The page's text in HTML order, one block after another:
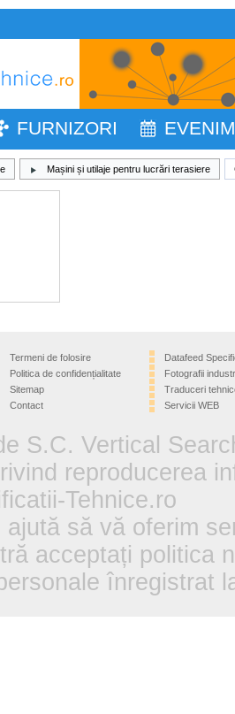
FURNIZORI
Mașini și utilaje pentru lucrări terasiere
Termeni de folosire
Politica de confidențialitate
Sitemap
Contact
Datafeed
Fotografii
Traduceri
Servicii WEB
S.C. Vertical
reproducerea
Tehnice.ro
ajută să vă oferim
acceptați politica
înregistrat